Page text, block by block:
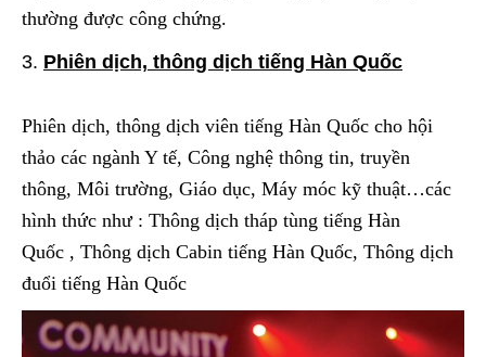
thường được công chứng.
Phiên dịch, thông dịch tiếng Hàn Quốc
Phiên dịch, thông dịch viên tiếng Hàn Quốc cho hội
thảo các ngành Y tế, Công nghệ thông tin, truyền
thông, Môi trường, Giáo dục, Máy móc kỹ thuật…các
hình thức như : Thông dịch tháp tùng tiếng Hàn
Quốc , Thông dịch Cabin tiếng Hàn Quốc, Thông dịch
đuổi tiếng Hàn Quốc